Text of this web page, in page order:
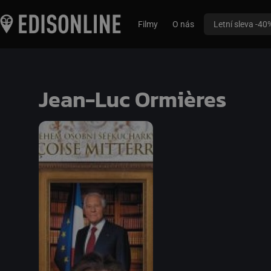
Filmy O nás Letní sleva -
Jean-Luc Ormières